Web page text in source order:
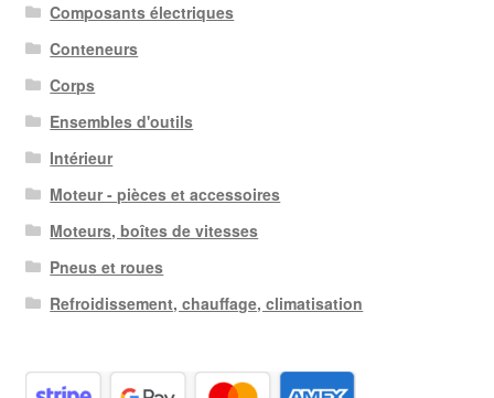
Composants électriques
Conteneurs
Corps
Ensembles d'outils
Intérieur
Moteur - pièces et accessoires
Moteurs, boîtes de vitesses
Pneus et roues
Refroidissement, chauffage, climatisation